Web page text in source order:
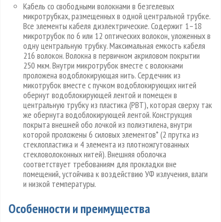
Кабель со свободными волокнами в безгелевых
микротрубках, размещенных в одной центральной трубке.
Все элементы кабеля диэлектрические. Содержит 1–18
микротрубок по 6 или 12 оптических волокон, уложенных в
одну центральную трубку. Максимальная емкость кабеля
216 волокон. Волокна в первичном акриловом покрытии
250 мкм. Внутри микротрубок вместе с волокнами
проложена водоблокирующая нить. Сердечник из
микотрубок вместе с пучком водоблокирующих нитей
обернут водоблокирующей лентой и помещен в
центральную трубку из пластика (PBT), которая сверху так
же обернута водоблокирующей лентой. Конструкция
покрыта внешней обо лочкой из полиэтилена, внутри
которой проложены 6 силовых элементов* (2 прутка из
стеклопластика и 4 элемента из плотножгутованных
стекловолоконных нитей). Внешняя оболочка
соответствует требованиям для прокладки вне
помещений, устойчива к воздействию УФ излучения, влаги
и низкой температуры.
Особенности и преимущества